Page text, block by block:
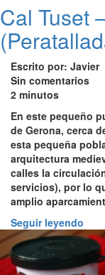
Cal Tuset
Escrito por: Javier
Sin comentarios
2 minutos
En este pequeño
de Gerona, cerca
esta pequeña
arquitectura
calles la
servicios), por lo
amplio
Seguir leyendo